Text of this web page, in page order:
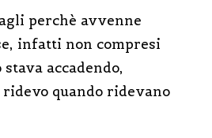
perchè avvenne
infatti non compresi
accadendo,
quando ridevano